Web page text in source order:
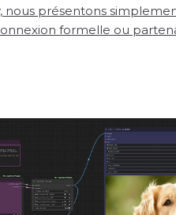
présentons
formelle ou